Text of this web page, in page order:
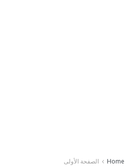
Home الصفحة الأولى